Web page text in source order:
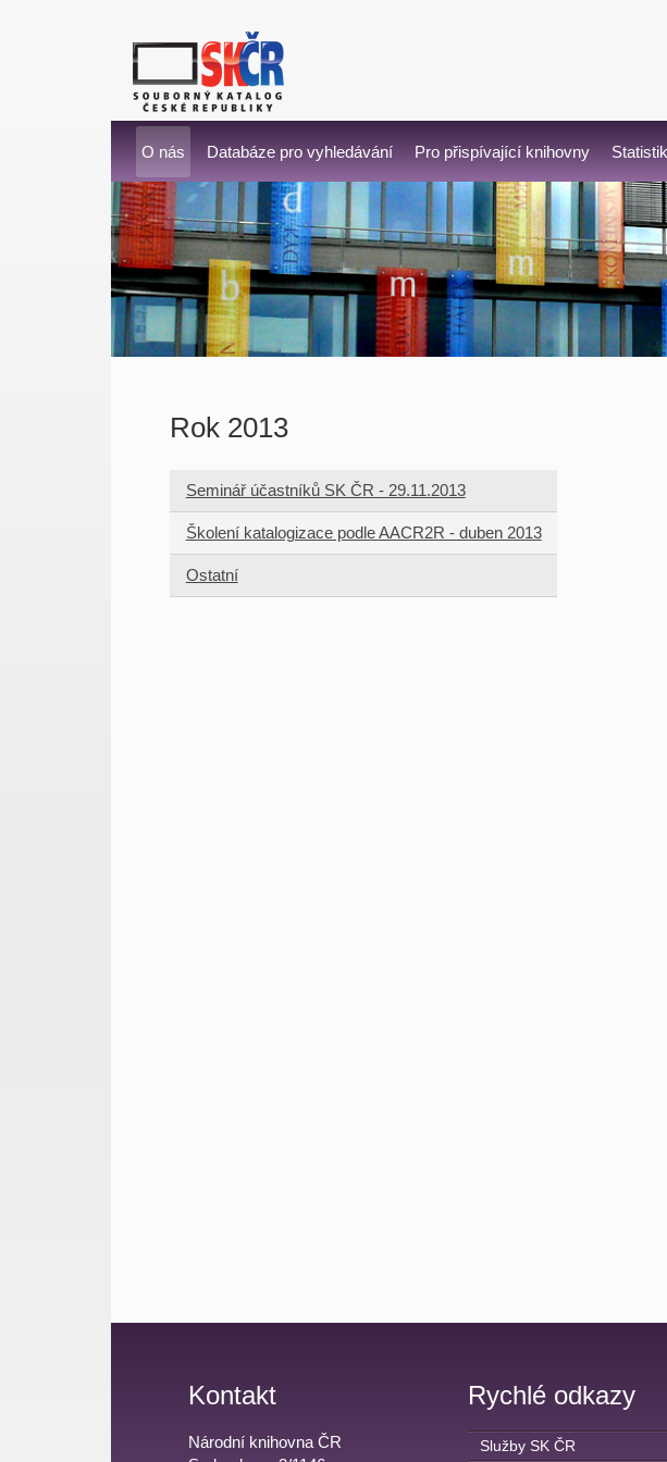
O nás Databáze pro vyhledávání Pro přispívající knihovny
Rok 2013
Seminář účastníků SK ČR - 29.11.2013
Školení katalogizace podle AACR2R - duben 2013
Ostatní
Kontakt
Národní knihovna ČR
Rychlé odkazy
Služby SK ČR